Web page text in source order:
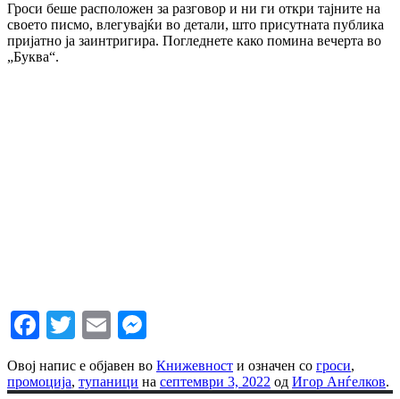
Гроси беше расположен за разговор и ни ги откри тајните на
своето писмо, влегувајќи во детали, што присутната публика
пријатно ја заинтригира. Погледнете како помина вечерта во
„Буква“.
Facebook
TwitterEmail
Овој напис е објавен во Книжевност и означен со гроси,
промоција, тупаници на септември 3, 2022 од Игор Анѓелков.